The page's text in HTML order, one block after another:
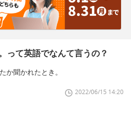
って英語でなんて言うの？
か聞かれたとき。
2022/06/15 14:20